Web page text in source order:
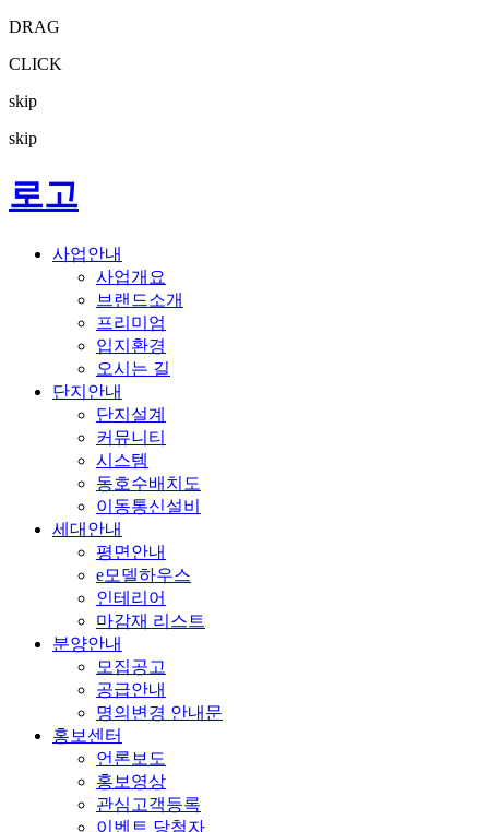
DRAG
CLICK
skip
skip
로고
사업안내
사업개요
브랜드소개
프리미엄
입지환경
오시는 길
단지안내
단지설계
커뮤니티
시스템
동호수배치도
이동통신설비
세대안내
평면안내
e모델하우스
인테리어
마감재 리스트
분양안내
모집공고
공급안내
명의변경 안내문
홍보센터
언론보도
홍보영상
관심고객등록
이벤트 당첨자